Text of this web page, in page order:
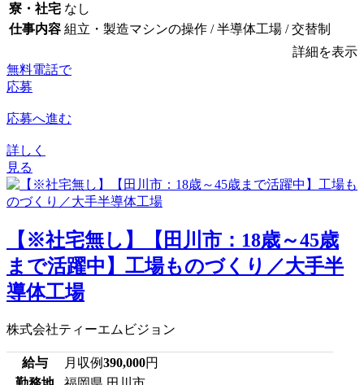
寮・社宅 なし
仕事内容 組立・製造マシンの操作 / 半導体工場 / 交替制
詳細を表示
無料電話で
応募
応募へ進む
詳しく
見る
【※社宅無し】【田川市：18歳～45歳
まで活躍中】工場ものづくり／大手半
導体工場
株式会社ティーエムビジョン
給与 月収例390,000円